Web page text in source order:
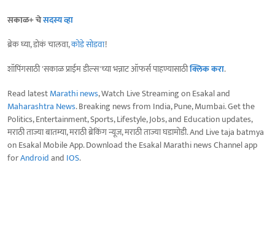
सकाळ+ चेसदस्य व्हा
ब्रेक घ्या, डोकं चालवा,कोडे सोडवा!
शॉपिंगसाठी 'सकाळ प्राईम डील्स'च्या भन्नाट ऑफर्स पाहण्यासाठीक्लिक करा.
Read latestMarathi news, Watch Live Streaming on Esakal and
Maharashtra News. Breaking news from India, Pune, Mumbai. Get the
Politics, Entertainment, Sports, Lifestyle, Jobs, and Education updates,
मराठी ताज्या बातम्या, मराठी ब्रेकिंग न्यूज, मराठी ताज्या घडामोडी. And Live taja batmya
on Esakal Mobile App. Download the Esakal Marathi news Channel app
forAndroidand IOS.